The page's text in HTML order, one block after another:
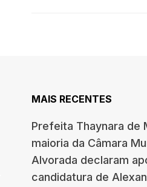
MAIS RECENTES
Prefeita Thaynara de
maioria da Câmara
Alvorada declaram
candidatura de